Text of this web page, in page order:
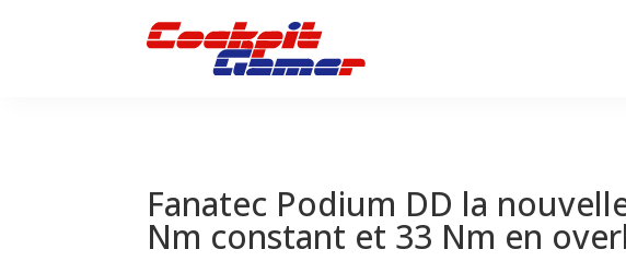
Fanatec Podium DD la
Nm constant et 33 Nm en